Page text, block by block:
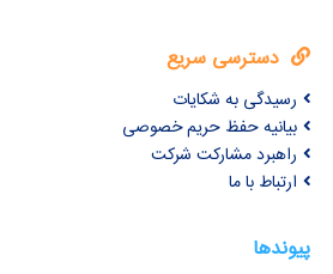
دسترسی سریع
رسیدگی به شکایات
بیانیه حفظ حریم خصوصی
راهبرد مشارکت شرکت
ارتباط با ما
پیوندها